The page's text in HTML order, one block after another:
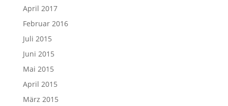
April 2017
Februar 2016
Juli 2015
Juni 2015
Mai 2015
April 2015
März 2015